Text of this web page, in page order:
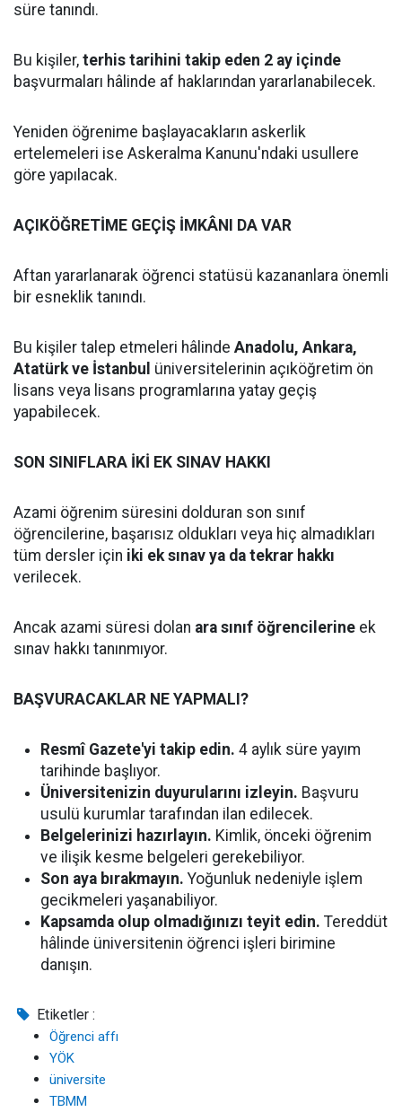
süre tanındı.
Bu kişiler, terhis tarihini takip eden 2 ay içinde
başvurmaları hâlinde af haklarından yararlanabilecek.
Yeniden öğrenime başlayacakların askerlik
ertelemeleri ise Askeralma Kanunu'ndaki usullere
göre yapılacak.
AÇIKÖĞRETİME GEÇİŞ İMKÂNI DA VAR
Aftan yararlanarak öğrenci statüsü kazananlara önemli
bir esneklik tanındı.
Bu kişiler talep etmeleri hâlinde Anadolu, Ankara,
Atatürk ve İstanbul üniversitelerinin açıköğretim ön
lisans veya lisans programlarına yatay geçiş
yapabilecek.
SON SINIFLARA İKİ EK SINAV HAKKI
Azami öğrenim süresini dolduran son sınıf
öğrencilerine, başarısız oldukları veya hiç almadıkları
tüm dersler için iki ek sınav ya da tekrar hakkı
verilecek.
Ancak azami süresi dolan ara sınıf öğrencilerine ek
sınav hakkı tanınmıyor.
BAŞVURACAKLAR NE YAPMALI?
Resmî Gazete'yi takip edin. 4 aylık süre yayım
tarihinde başlıyor.
Üniversitenizin duyurularını izleyin. Başvuru
usulü kurumlar tarafından ilan edilecek.
Belgelerinizi hazırlayın. Kimlik, önceki öğrenim
ve ilişik kesme belgeleri gerekebiliyor.
Son aya bırakmayın. Yoğunluk nedeniyle işlem
gecikmeleri yaşanabiliyor.
Kapsamda olup olmadığınızı teyit edin. Tereddüt
hâlinde üniversitenin öğrenci işleri birimine
danışın.
Etiketler :
Öğrenci affı
YÖK
üniversite
TBMM